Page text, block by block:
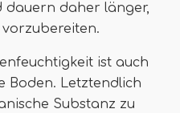
dauern daher länger,
ist auch
Boden. Letztendlich
Substanz zu